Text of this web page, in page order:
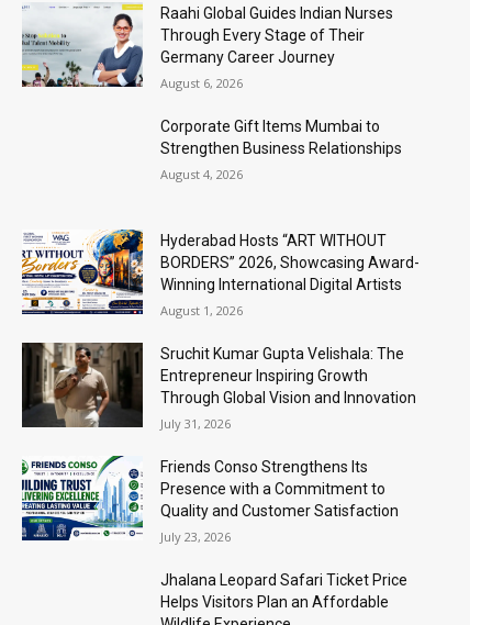
Raahi Global Guides Indian Nurses
Through Every Stage of Their
Germany Career Journey
August 6, 2026
Corporate Gift Items Mumbai to
Strengthen Business Relationships
August 4, 2026
Hyderabad Hosts “ART WITHOUT
BORDERS” 2026, Showcasing Award-
Winning International Digital Artists
August 1, 2026
Sruchit Kumar Gupta Velishala: The
Entrepreneur Inspiring Growth
Through Global Vision and Innovation
July 31, 2026
Friends Conso Strengthens Its
Presence with a Commitment to
Quality and Customer Satisfaction
July 23, 2026
Jhalana Leopard Safari Ticket Price
Helps Visitors Plan an Affordable